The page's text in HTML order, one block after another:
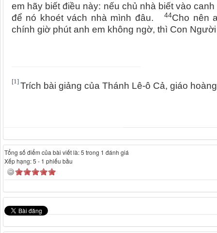
em hãy biết điều này: nếu chủ nhà biết vào
để nó khoét vách nhà mình đâu.44Cho nên
chính giờ phút anh em không ngờ, thì Con
[1] Trích bài giảng của Thánh Lê-ô Cả, giáo hoàng
Tổng số điểm của bài viết là: 5 trong 1 đánh giá
Xếp hạng:5 - 1 phiếu bầu